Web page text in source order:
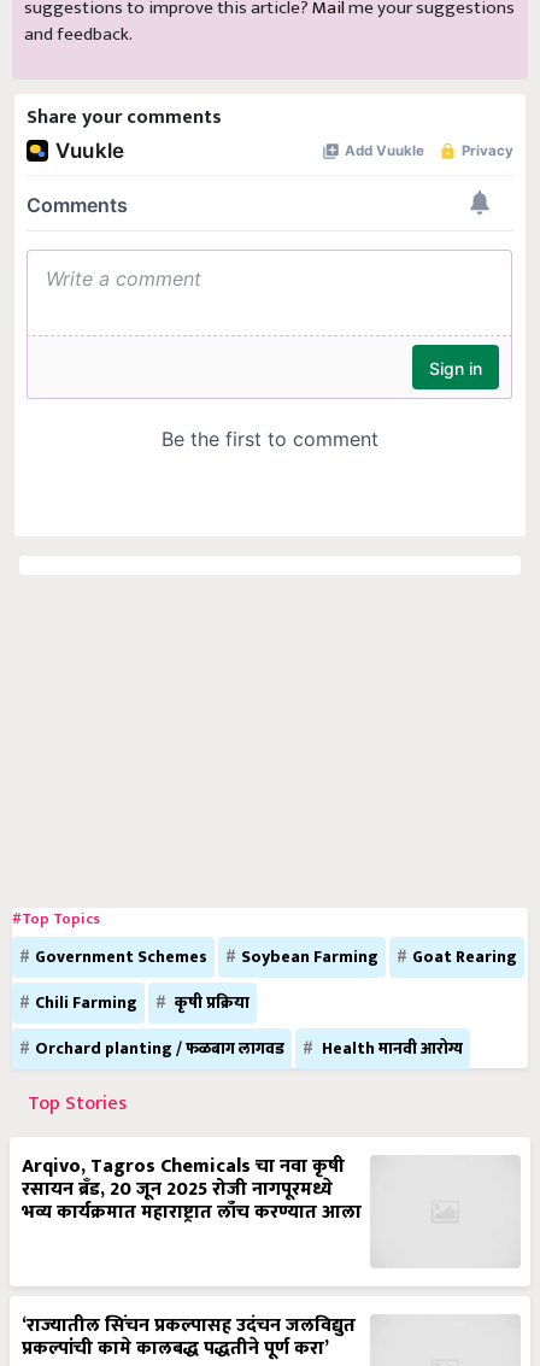
suggestions to improve this article?Mailme your suggestions
and feedback.
Share your comments
#Top Topics
Government Schemes Soybean Farming
Goat Rearing
Chili Farming
कृषी प्रक्रिया
Orchard planting / फळबाग लागवड
Health मानवी आरोग्य
Top Stories
Arqivo, Tagros Chemicals चा नवा कृषी
रसायन ब्रँड, 20 जून 2025 रोजी नागपूरमध्ये
भव्य कार्यक्रमात महाराष्ट्रात लाँच करण्यात आला
‘राज्यातील सिंचन प्रकल्पासह उदंचन जलविद्युत
प्रकल्पांची कामे कालबद्ध पद्धतीने पूर्ण करा’